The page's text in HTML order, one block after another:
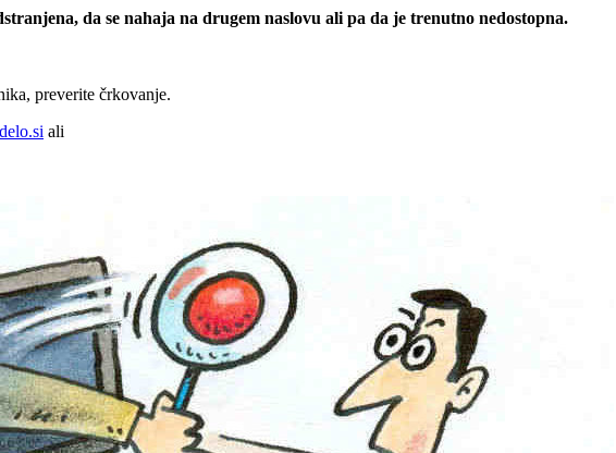
da se nahaja na drugem naslovu ali pa da je trenutno nedostopna.
preverite črkovanje.
ali